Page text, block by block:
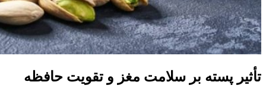
تأثیر پسته بر سلامت مغز و تقویت حافظه